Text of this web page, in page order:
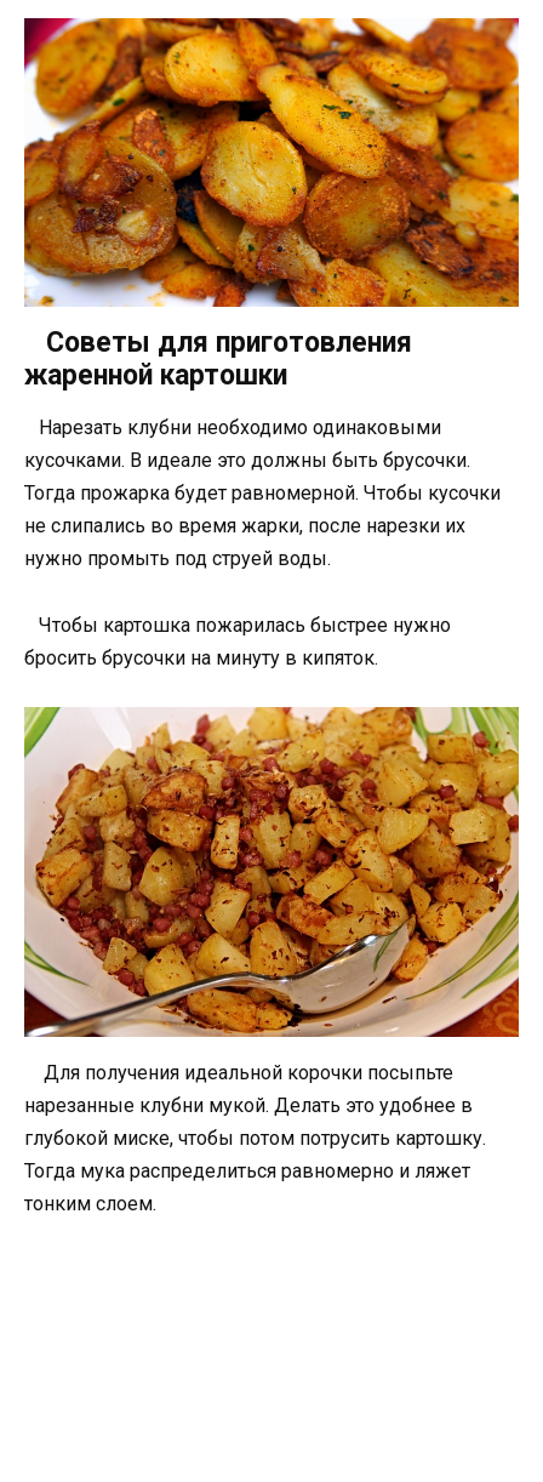
Советы для приготовления
жаренной картошки
Нарезать клубни необходимо одинаковыми
кусочками. В идеале это должны быть брусочки.
Тогда прожарка будет равномерной. Чтобы кусочки
не слипались во время жарки, после нарезки их
нужно промыть под струей воды.
Чтобы картошка пожарилась быстрее нужно
бросить брусочки на минуту в кипяток.
Для получения идеальной корочки посыпьте
нарезанные клубни мукой. Делать это удобнее в
глубокой миске, чтобы потом потрусить картошку.
Тогда мука распределиться равномерно и ляжет
тонким слоем.